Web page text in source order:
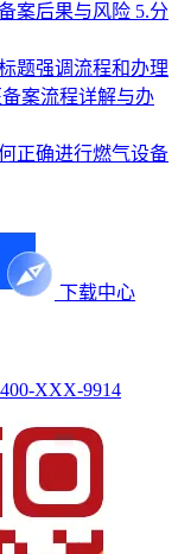
案后果与风险 5.分
题强调流程和办理
案流程详解与办
正确进行燃气设备
下载中心
XXX-9914